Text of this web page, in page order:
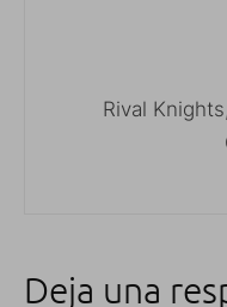
Rival
Deja una